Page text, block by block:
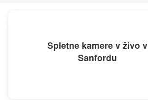
Spletne kamere v živo v
Sanfordu